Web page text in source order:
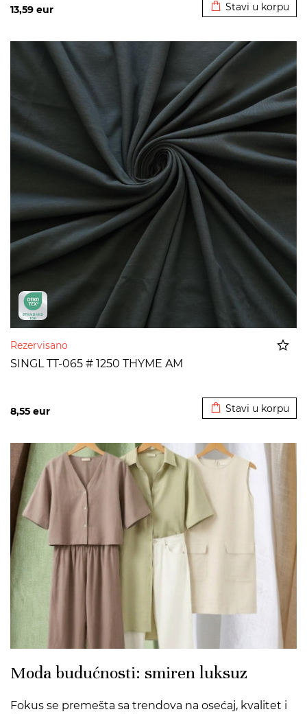
13,59 eur Stavi u korpu
Rezervisano
SINGL TT-065 # 1250 THYME AM
8,55 eur Stavi u korpu
Moda budućnosti: smiren luksuz
Fokus se premešta sa trendova na osećaj, kvalitet i